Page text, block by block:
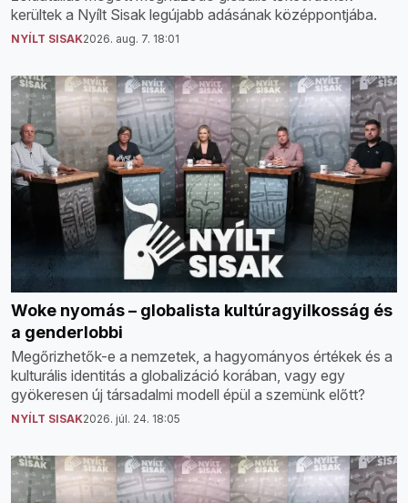
kerültek a Nyílt Sisak legújabb adásának középpontjába.
NYÍLT SISAK2026. aug. 7. 18:01
Woke nyomás – globalista kultúragyilkosság és
a genderlobbi
Megőrizhetők-e a nemzetek, a hagyományos értékek és a
kulturális identitás a globalizáció korában, vagy egy
gyökeresen új társadalmi modell épül a szemünk előtt?
NYÍLT SISAK2026. júl. 24. 18:05